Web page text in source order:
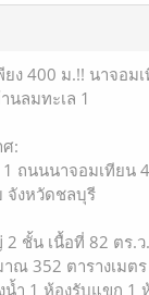
ง 400 ม.!! นาจอม
นลมทะเล 1
ศ:
ถนนนาจอมเทียน
จังหวัดชลบุรี
ชั้น เนื้อที่ 82 ตร.ว
ณ 352 ตารางเมตร
ำ 1 ห้องรับแขก 1